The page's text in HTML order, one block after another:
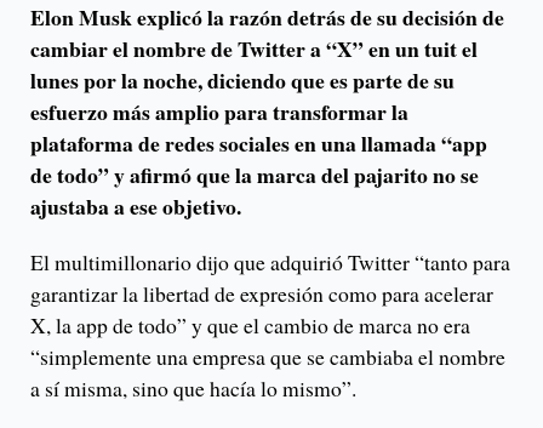
Elon Musk explicó la razón detrás de su decisión de
cambiar el nombre de Twitter a “X” en un tuit el
lunes por la noche, diciendo que es parte de su
esfuerzo más amplio para transformar la
plataforma de redes sociales en una llamada “app
de todo” y afirmó que la marca del pajarito no se
ajustaba a ese objetivo.
El multimillonario dijo que adquirió Twitter “tanto para
garantizar la libertad de expresión como para acelerar
X, la app de todo” y que el cambio de marca no era
“simplemente una empresa que se cambiaba el nombre
a sí misma, sino que hacía lo mismo”.